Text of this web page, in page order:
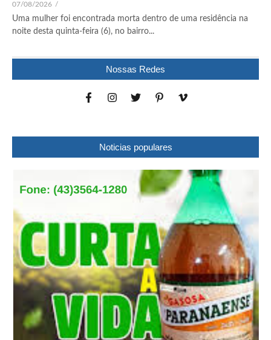
07/08/2026 /
Uma mulher foi encontrada morta dentro de uma residência na
noite desta quinta-feira (6), no bairro...
Nossas Redes
Noticias populares